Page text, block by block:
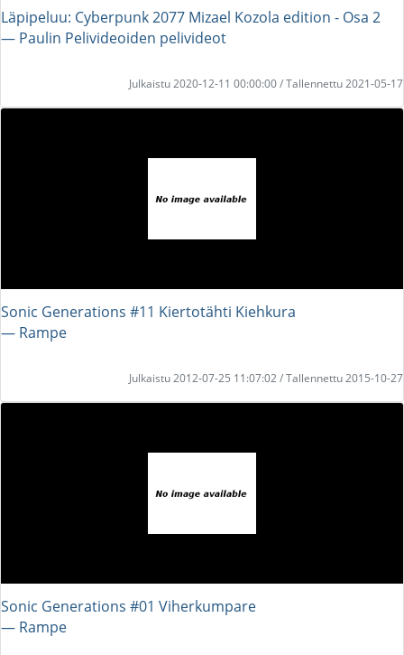
Läpipeluu: Cyberpunk 2077 Mizael Kozola edition - Osa 2
― Paulin Pelivideoiden pelivideot
Julkaistu 2020-12-11 00:00:00 / Tallennettu 2021-05-17
Sonic Generations #11 Kiertotähti Kiehkura
― Rampe
Julkaistu 2012-07-25 11:07:02 / Tallennettu 2015-10-27
Sonic Generations #01 Viherkumpare
― Rampe